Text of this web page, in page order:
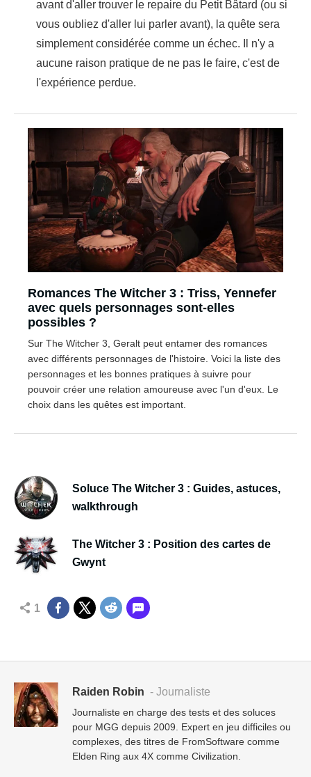
avant d'aller trouver le repaire du Petit Bâtard (ou si
vous oubliez d'aller lui parler avant), la quête sera
simplement considérée comme un échec. Il n'y a
aucune raison pratique de ne pas le faire, c'est de
l'expérience perdue.
Romances The Witcher 3 : Triss, Yennefer
avec quels personnages sont-elles
possibles ?
Sur The Witcher 3, Geralt peut entamer des romances
avec différents personnages de l'histoire. Voici la liste des
personnages et les bonnes pratiques à suivre pour
pouvoir créer une relation amoureuse avec l'un d'eux. Le
choix dans les quêtes est important.
Soluce The Witcher 3 : Guides, astuces,
walkthrough
The Witcher 3 : Position des cartes de
Gwynt
1
Raiden Robin - Journaliste
Journaliste en charge des tests et des soluces
pour MGG depuis 2009. Expert en jeu difficiles ou
complexes, des titres de FromSoftware comme
Elden Ring aux 4X comme Civilization.